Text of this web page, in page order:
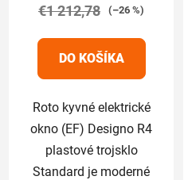
5,0
5
hviezdičiek.
€1 212,78 (–26 %)
DO KOŠÍKA
Roto kyvné elektrické
okno (EF) Designo R4
plastové trojsklo
Standard je moderné